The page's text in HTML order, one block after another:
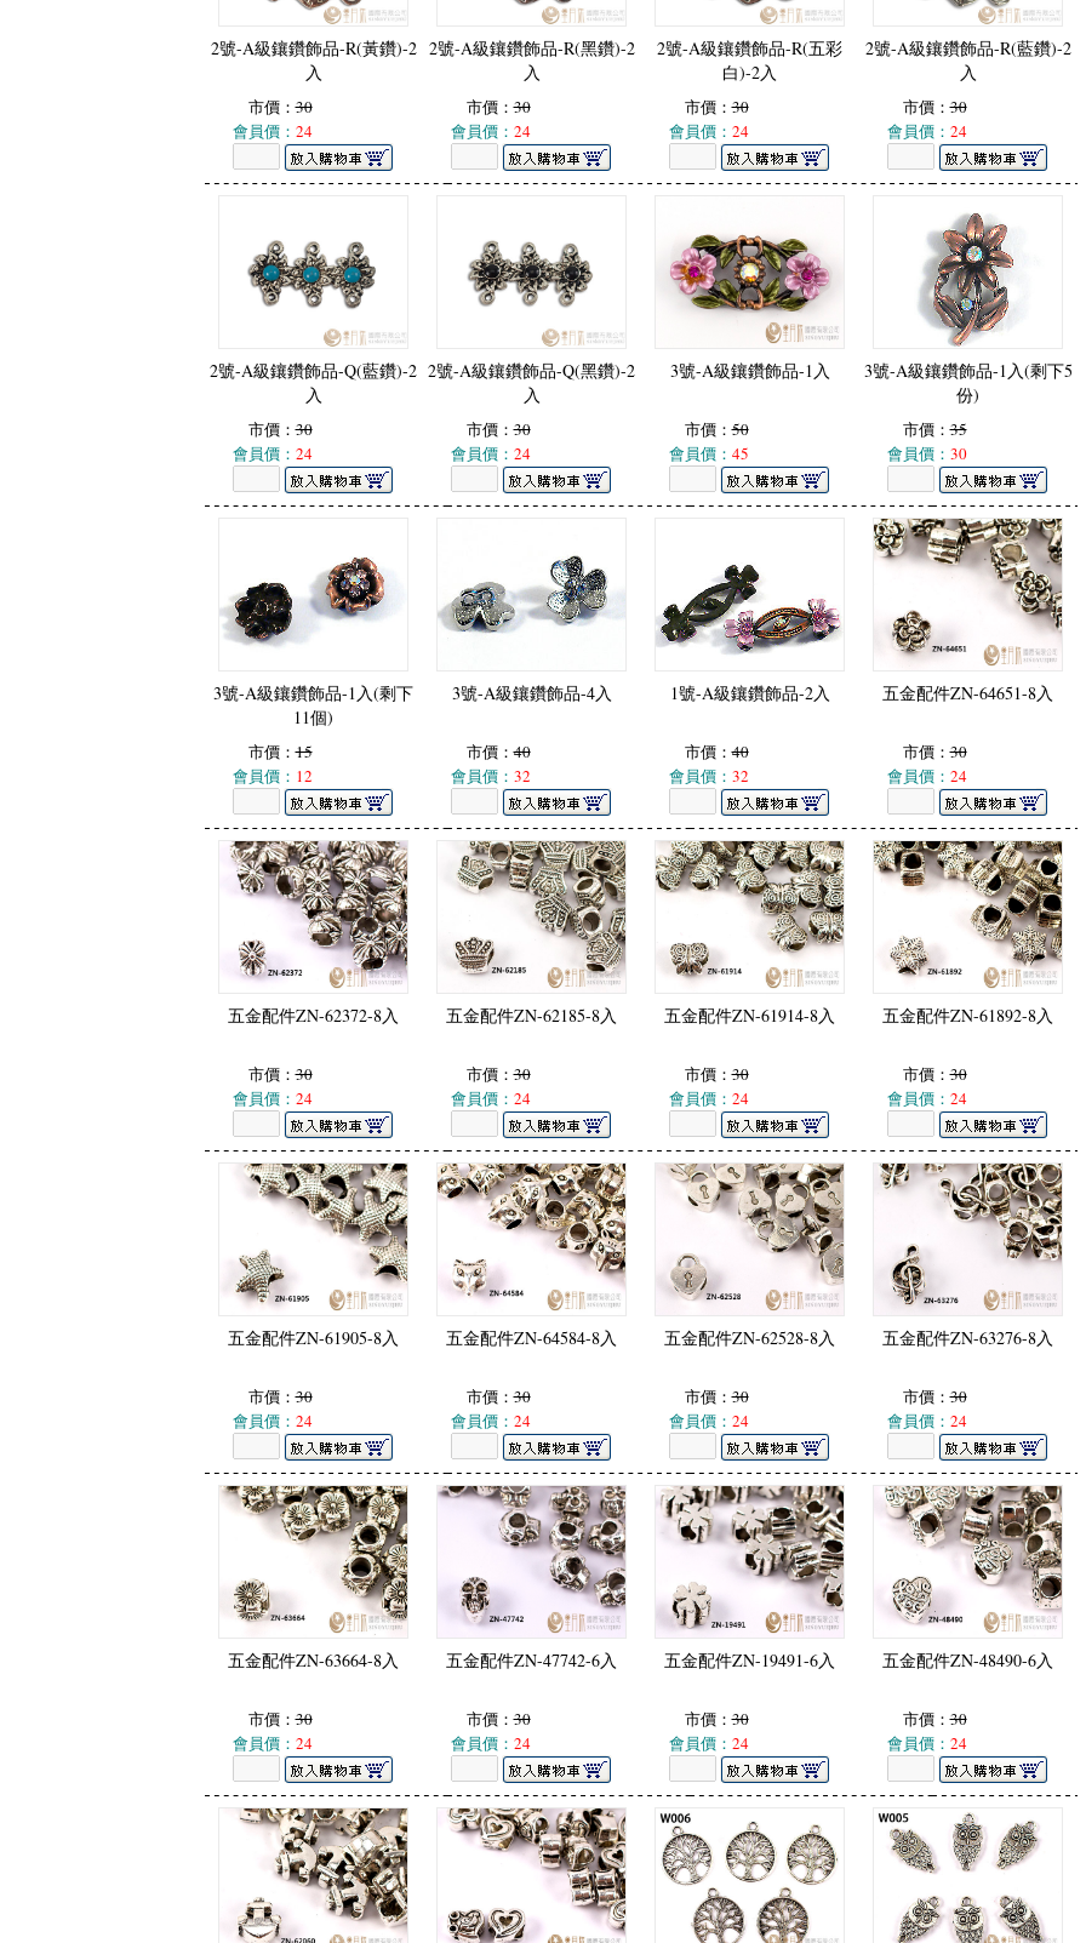
2號-A級鑲鑽飾品-R(黃鑽)-2
入
市價：30
會員價： 24
2號-A級鑲鑽飾品-R(黑鑽)-2
入
市價：30
會員價： 24
2號-A級鑲鑽飾品-R(五彩
白)-2入
市價：30
會員價： 24
2號-A級鑲鑽飾品-R(藍鑽)-2
入
市價：30
會員價： 24
2號-A級鑲鑽飾品-Q(藍鑽)-2
入
市價：30
會員價： 24
2號-A級鑲鑽飾品-Q(黑鑽)-2
入
市價：30
會員價： 24
3號-A級鑲鑽飾品-1入
市價：50
會員價： 45
3號-A級鑲鑽飾品-1入(剩下5
份)
市價：35
會員價： 30
3號-A級鑲鑽飾品-1入(剩下
11個)
市價：15
會員價： 12
3號-A級鑲鑽飾品-4入
市價：40
會員價： 32
1號-A級鑲鑽飾品-2入
市價：40
會員價： 32
五金配件ZN-64651-8入
市價：30
會員價： 24
五金配件ZN-62372-8入
市價：30
會員價： 24
五金配件ZN-62185-8入
市價：30
會員價： 24
五金配件ZN-61914-8入
市價：30
會員價： 24
五金配件ZN-61892-8入
市價：30
會員價： 24
五金配件ZN-61905-8入
市價：30
會員價： 24
五金配件ZN-64584-8入
市價：30
會員價： 24
五金配件ZN-62528-8入
市價：30
會員價： 24
五金配件ZN-63276-8入
市價：30
會員價： 24
五金配件ZN-63664-8入
市價：30
會員價： 24
五金配件ZN-47742-6入
市價：30
會員價： 24
五金配件ZN-19491-6入
市價：30
會員價： 24
五金配件ZN-48490-6入
市價：30
會員價： 24